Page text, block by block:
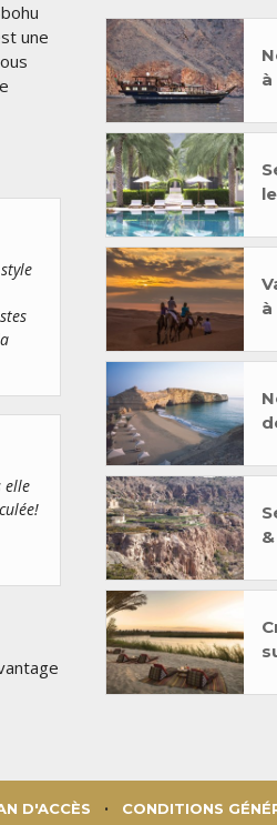
une
elle
à
à
D'ACCÈS CONDITIONS